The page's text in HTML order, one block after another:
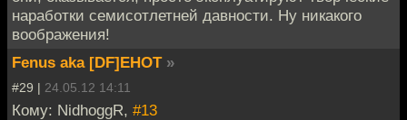
наработки семисотлетней давности. Ну никакого
воображения!
Fenus aka [DF]EHOT »
#29 | 24.05.12 14:11
Кому: NidhoggR, #13